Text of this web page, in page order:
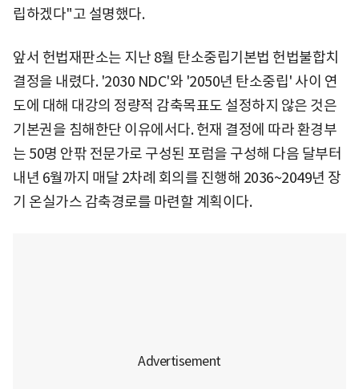
립하겠다"고 설명했다.
앞서 헌법재판소는 지난 8월 탄소중립기본법 헌법불합치
결정을 내렸다. '2030 NDC'와 '2050년 탄소중립' 사이 연
도에 대해 대강의 정량적 감축목표도 설정하지 않은 것은
기본권을 침해한단 이유에서다. 헌재 결정에 따라 환경부
는 50명 안팎 전문가로 구성된 포럼을 구성해 다음 달부터
내년 6월까지 매달 2차례 회의를 진행해 2036~2049년 장
기 온실가스 감축경로를 마련할 계획이다.